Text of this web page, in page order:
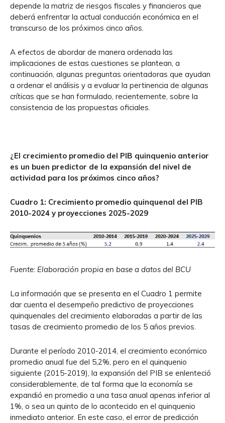
depende la matriz de riesgos fiscales y financieros que
deberá enfrentar la actual conducción económica en el
transcurso de los próximos cinco años.
A efectos de abordar de manera ordenada las
implicaciones de estas cuestiones se plantean, a
continuación, algunas preguntas orientadoras que ayudan
a ordenar el análisis y a evaluar la pertinencia de algunas
críticas que se han formulado, recientemente, sobre la
consistencia de las propuestas oficiales.
¿El crecimiento promedio del PIB quinquenio anterior
es un buen predictor de la expansión del nivel de
actividad para los próximos cinco años?
Cuadro 1: Crecimiento promedio quinquenal del PIB
2010-2024 y proyecciones 2025-2029
Fuente: Elaboración propia en base a datos del BCU
La información que se presenta en el Cuadro 1 permite
dar cuenta el desempeño predictivo de proyecciones
quinquenales del crecimiento elaboradas a partir de las
tasas de crecimiento promedio de los 5 años previos.
Durante el período 2010-2014, el crecimiento económico
promedio anual fue del 5,2%, pero en el quinquenio
siguiente (2015-2019), la expansión del PIB se enlenteció
considerablemente, de tal forma que la economía se
expandió en promedio a una tasa anual apenas inferior al
1%, o sea un quinto de lo acontecido en el quinquenio
inmediato anterior. En este caso, el error de predicción